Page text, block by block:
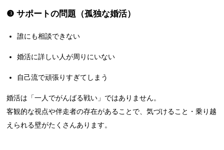
❸ サポートの問題（孤独な婚活）
誰にも相談できない
婚活に詳しい人が周りにいない
自己流で頑張りすぎてしまう
婚活は「一人でがんばる戦い」ではありません。
客観的な視点や伴走者の存在があることで、気づけること・乗り越
えられる壁がたくさんあります。